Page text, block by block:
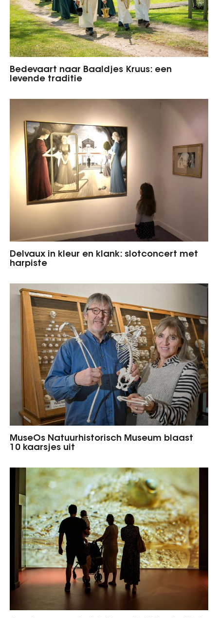
Bedevaart naar Baaldjes Kruus: een
levende traditie
Delvaux in kleur en klank: slotconcert met
harpiste
MuseOs Natuurhistorisch Museum blaast
10 kaarsjes uit